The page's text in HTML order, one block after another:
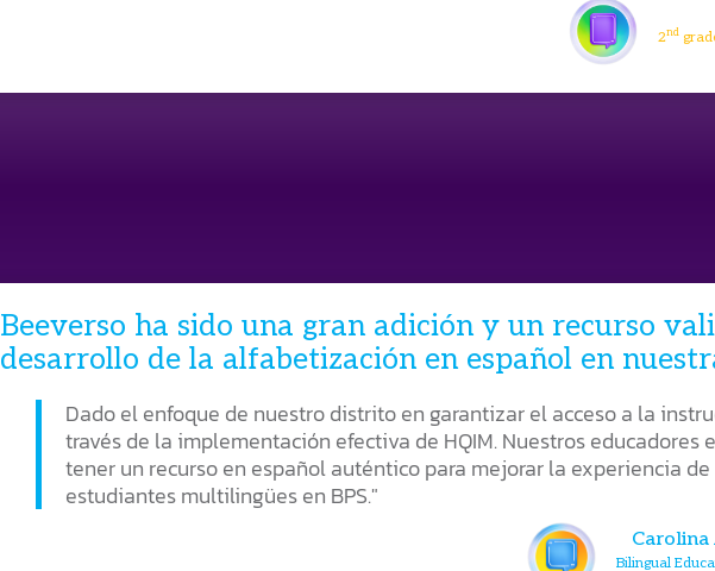
2nd
Beeverso ha sido una gran adición y un recurso
desarrollo de la alfabetización en español en
Dado el enfoque de nuestro distrito en garantizar el acceso a la
través de la implementación efectiva de HQIM. Nuestros educadores
tener un recurso en español auténtico para mejorar la experiencia
estudiantes multilingües en BPS."
Carolina
Bilingual